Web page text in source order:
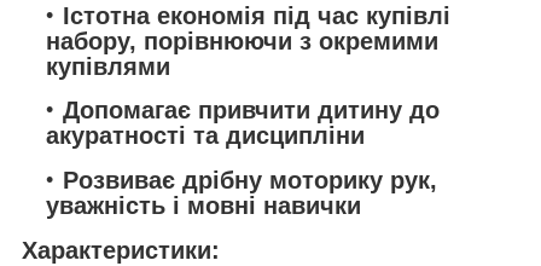
Істотна економія під час купівлі
набору, порівнюючи з окремими
купівлями
Допомагає привчити дитину до
акуратності та дисципліни
Розвиває дрібну моторику рук,
уважність і мовні навички
Характеристики: